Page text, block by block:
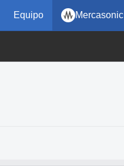
Equipo Mercasonic